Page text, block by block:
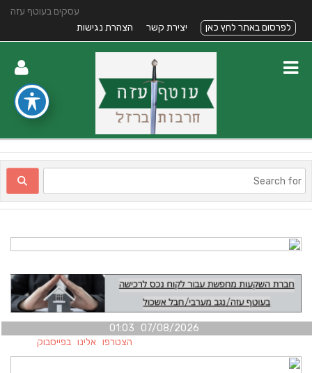
עסקים בעוטף עזה
לפרסום באתר לחץ כאן
יצירת קשר הצהרת נגישות
07/08/2026 01:03
הצטרפו אלינו בפייסבוק